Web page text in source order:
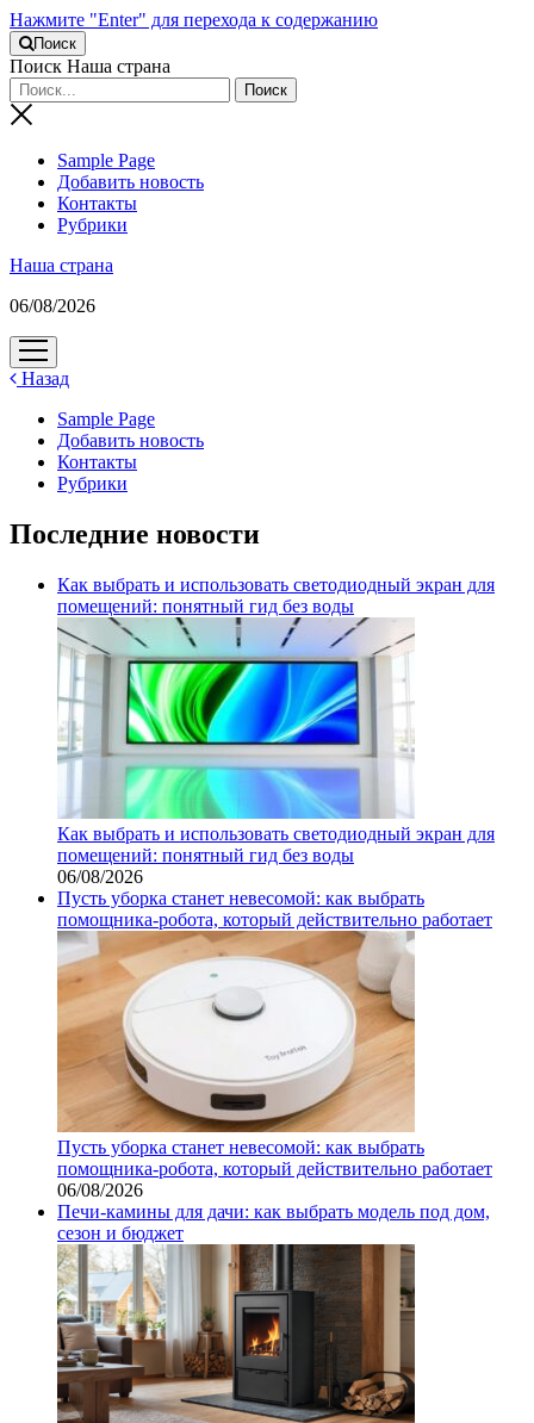
Нажмите "Enter" для перехода к содержанию
Поиск
Поиск Наша страна
Sample Page
Добавить новость
Контакты
Рубрики
Наша страна
06/08/2026
открыть
меню
Назад
Sample Page
Добавить новость
Контакты
Рубрики
Последние новости
Как выбрать и использовать светодиодный экран для
помещений: понятный гид без воды
Как выбрать и использовать светодиодный экран для
помещений: понятный гид без воды
06/08/2026
Пусть уборка станет невесомой: как выбрать
помощника‑робота, который действительно работает
Пусть уборка станет невесомой: как выбрать
помощника‑робота, который действительно работает
06/08/2026
Печи-камины для дачи: как выбрать модель под дом,
сезон и бюджет